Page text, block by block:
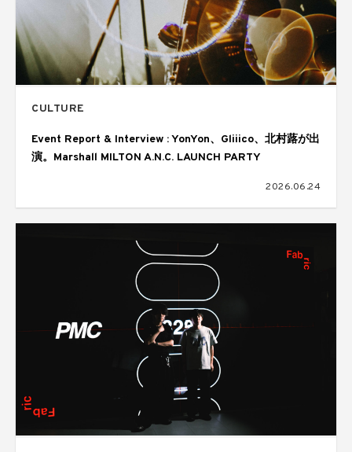
CULTURE
Event Report & Interview : YonYon、Gliiico、北村蕗が出
演。Marshall MILTON A.N.C. LAUNCH PARTY
2026.06.24